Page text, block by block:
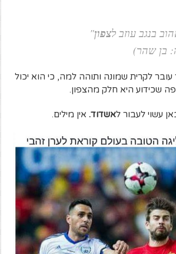
צפון"
בן שהר)
לקרית שמונה ותוהה למה, כי הוא יכול
שכידוע היא חלק מהצפון.
עשוי לעבור לאשדוד. אין מילים.